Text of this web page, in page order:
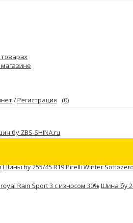
/Регистрация (0)
Шины бу 255/45 R19 Pirelli Winter
Rain Sport 3 с износом 30% Шина бу